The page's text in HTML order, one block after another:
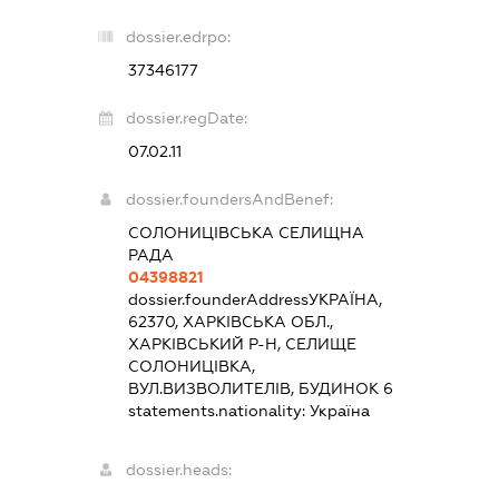
dossier.edrpo:
37346177
dossier.regDate:
07.02.11
dossier.foundersAndBenef:
СОЛОНИЦІВСЬКА СЕЛИЩНА
РАДА
04398821
dossier.founderAddressУКРАЇНА,
62370, ХАРКІВСЬКА ОБЛ.,
ХАРКІВСЬКИЙ Р-Н, СЕЛИЩЕ
СОЛОНИЦІВКА,
ВУЛ.ВИЗВОЛИТЕЛІВ, БУДИНОК 6
statements.nationality:Україна
dossier.heads: